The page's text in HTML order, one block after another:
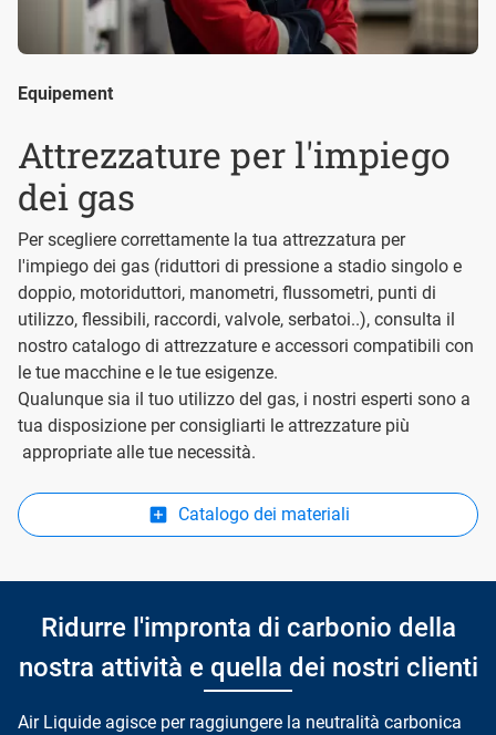
Equipement
Attrezzature per l'impiego
dei gas
Per scegliere correttamente la tua attrezzatura per
l'impiego dei gas (riduttori di pressione a stadio singolo e
doppio, motoriduttori, manometri, flussometri, punti di
utilizzo, flessibili, raccordi, valvole, serbatoi..), consulta il
nostro catalogo di attrezzature e accessori compatibili con
le tue macchine e le tue esigenze.
Qualunque sia il tuo utilizzo del gas, i nostri esperti sono a
tua disposizione per consigliarti le attrezzature più
appropriate alle tue necessità.
Catalogo dei materiali
Ridurre l'impronta di carbonio della
nostra attività e quella dei nostri clienti
Air Liquide agisce per raggiungere la neutralità carbonica